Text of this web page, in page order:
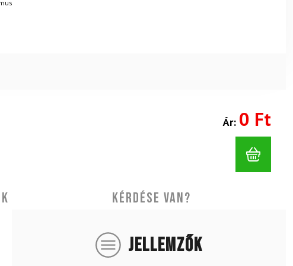
Ár: 0 Ft
Kérdése van?
JELLEMZŐK